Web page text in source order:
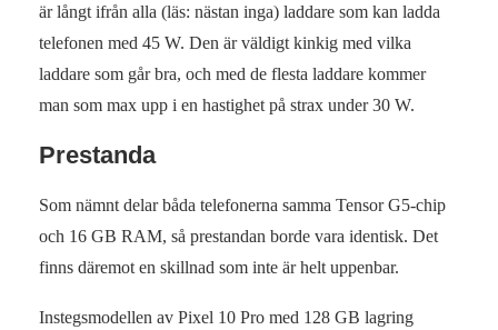
är långt ifrån alla (läs: nästan inga) laddare som kan ladda
telefonen med 45 W. Den är väldigt kinkig med vilka
laddare som går bra, och med de flesta laddare kommer
man som max upp i en hastighet på strax under 30 W.
Prestanda
Som nämnt delar båda telefonerna samma Tensor G5-chip
och 16 GB RAM, så prestandan borde vara identisk. Det
finns däremot en skillnad som inte är helt uppenbar.
Instegsmodellen av Pixel 10 Pro med 128 GB lagring